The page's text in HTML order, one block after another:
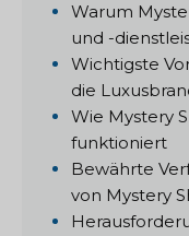
Warum
und -
Wichtigste
die
Wie Mystery
funktioniert
Bewährte
von Mystery